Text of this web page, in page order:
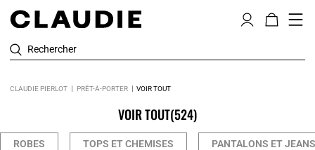
Rechercher
CLAUDIE PIERLOT PRÊT-À-PORTER VOIR TOUT
VOIR TOUT(524)
ROBES TOPS ET CHEMISES PANTALONS ET JEANS